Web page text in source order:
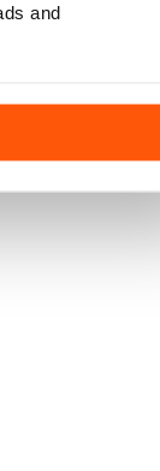
and
Subscription für
Speichern Sie